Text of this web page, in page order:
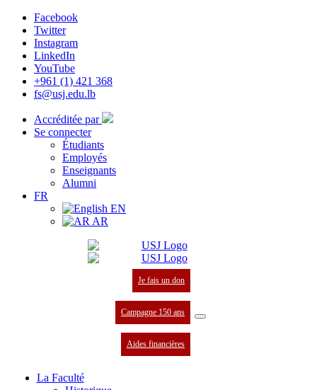
Facebook
Twitter
Instagram
LinkedIn
YouTube
+961 (1) 421 368
fs@usj.edu.lb
Accréditée par
Se connecter
Étudiants
Employés
Enseignants
Alumni
FR
EN
AR
Je fais un don
Campagne 150 ans
Aides financières
La Faculté